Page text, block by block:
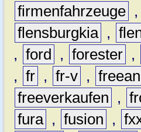
firmenfahrzeuge ,
flensburgkia ,
, ford , forester ,
, fr , fr-v ,
freeverkaufen
,
fura , fusion ,